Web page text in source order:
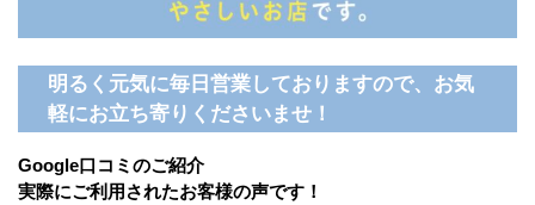
明るく元気に毎日営業しておりますので、お気
軽にお立ち寄りくださいませ！
Google口コミのご紹介
実際にご利用されたお客様の声です！